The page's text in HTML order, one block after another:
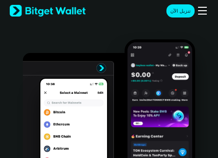
English
日本語
Türkçe
Português (Portugal)
Bahasa Indonesia
تنزيل الآن